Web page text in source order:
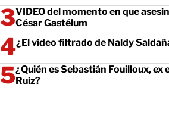
VIDEO del momento en que
César Gastélum
¿El video filtrado de Naldy
¿Quién es Sebastián Fouilloux, ex
Ruiz?